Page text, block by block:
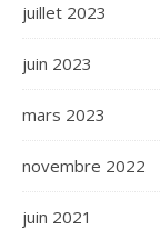
juillet 2023
juin 2023
mars 2023
novembre 2022
juin 2021